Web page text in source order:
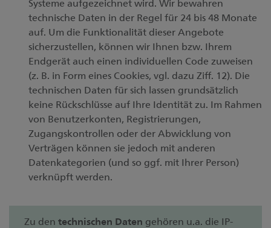
Systeme aufgezeichnet wird. Wir bewahren
technische Daten in der Regel für 24 bis 48 Monate
auf. Um die Funktionalität dieser Angebote
sicherzustellen, können wir Ihnen bzw. Ihrem
Endgerät auch einen individuellen Code zuweisen
(z. B. in Form eines Cookies, vgl. dazu Ziff. 12). Die
technischen Daten für sich lassen grundsätzlich
keine Rückschlüsse auf Ihre Identität zu. Im Rahmen
von Benutzerkonten, Registrierungen,
Zugangskontrollen oder der Abwicklung von
Verträgen können sie jedoch mit anderen
Datenkategorien (und so ggf. mit Ihrer Person)
verknüpft werden.
Zu den technischen Daten gehören u.a. die IP-